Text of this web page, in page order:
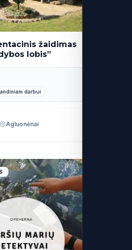
žaidimas
lobis”
darbui
Agluonėnai